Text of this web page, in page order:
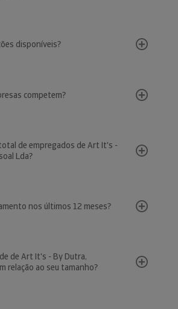
disponíveis?
competem?
de empregados de Art It's -
Lda?
nos últimos 12 meses?
de Art It's - By Dutra,
relação ao seu tamanho?